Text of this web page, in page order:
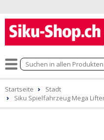
Startseite
Stadt
Siku Spielfahrzeug Mega